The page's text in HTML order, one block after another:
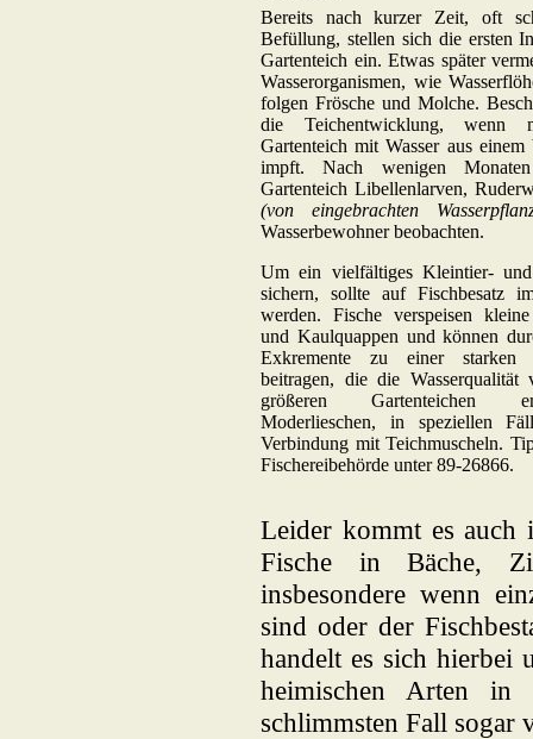
Bereits nach kurzer Zeit, oft
Befüllung, stellen sich die ersten
Gartenteich ein. Etwas später
Wasserorganismen, wie
folgen Frösche und Molche.
die Teichentwicklung, wenn
Gartenteich mit Wasser aus einem
impft. Nach wenigen
Gartenteich Libellenlarven,
(von eingebrachten
Wasserbewohner beobachten.
Um ein vielfältiges Kleintier-
sichern, sollte auf Fischbesatz
werden. Fische verspeisen kleine
und Kaulquappen und können
Exkremente zu einer starken
beitragen, die die Wasserqualität
größeren Gartenteichen
Moderlieschen, in speziellen
Verbindung mit Teichmuscheln.
Fischereibehörde unter 89-26866.
Leider kommt es auch
Fische in Bäche,
insbesondere wenn
sind oder der
handelt es sich hierbei
heimischen Arten in
schlimmsten Fall sogar